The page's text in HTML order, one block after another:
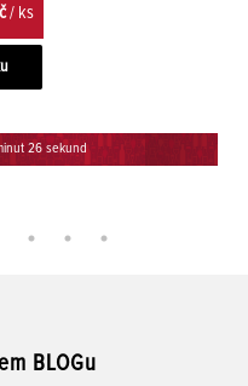
/ ks
26 sekund
BLOGu